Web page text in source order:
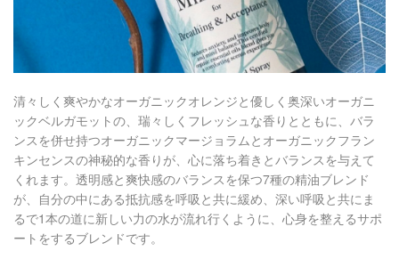
清々しく爽やかなオーガニックオレンジと優しく奥深いオーガニ
ックベルガモットの、瑞々しくフレッシュな香りとともに、バラ
ンスを併せ持つオーガニックマージョラムとオーガニックフラン
キンセンスの神秘的な香りが、心に落ち着きとバランスを与えて
くれます。透明感と爽快感のバランスを保つ7種の精油ブレンド
が、自分の中にある抵抗感を呼吸と共に緩め、深い呼吸と共にま
るで1本の道に新しい力の水が流れ行くように、​心身を整えるサポ
ートをするブレンドです。​